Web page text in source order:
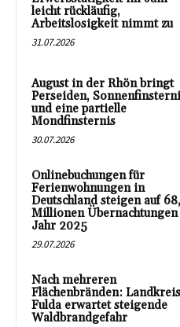
leicht rückläufig,
Arbeitslosigkeit nimmt zu
31.07.2026
August in der Rhön bringt
Perseiden,
und eine partielle
Mondfinsternis
30.07.2026
Onlinebuchungen für
Ferienwohnungen in
Deutschland steigen auf
Millionen
Jahr 2025
29.07.2026
Nach mehreren
Flächenbränden: Landkreis
Fulda erwartet steigende
Waldbrandgefahr